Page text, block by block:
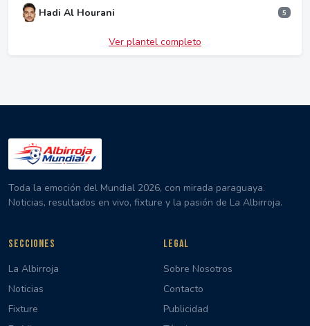
Hadi Al Hourani 5
Ver plantel completo
Toda la emoción del Mundial 2026, con mirada paraguaya.
Noticias, resultados en vivo, fixture y la pasión de La Albirroja.
SECCIONES
La Albirroja
Noticias
Fixture
LEGAL
Sobre Nosotros
Contacto
Publicidad